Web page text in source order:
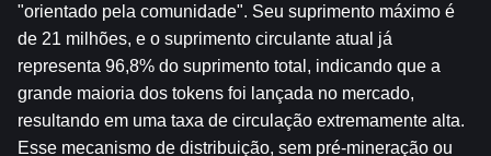
"orientado pela comunidade". Seu suprimento máximo é
de 21 milhões, e o suprimento circulante atual já
representa 96,8% do suprimento total, indicando que a
grande maioria dos tokens foi lançada no mercado,
resultando em uma taxa de circulação extremamente alta.
Esse mecanismo de distribuição, sem pré-mineração ou